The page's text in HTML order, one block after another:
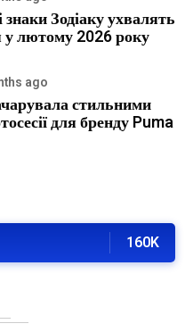
Зодіаку ухвалять
у лютому 2026 року
ago
стильними
для бренду Puma
160K